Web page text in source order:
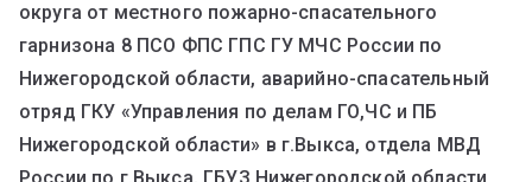
округа от местного пожарно-спасательного
гарнизона 8 ПСО ФПС ГПС ГУ МЧС России по
Нижегородской области, аварийно-спасательный
отряд ГКУ «Управления по делам ГО,ЧС и ПБ
Нижегородской области» в г.Выкса, отдела МВД